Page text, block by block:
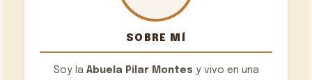
SOBRE MÍ
Soy la Abuela Pilar Montes y vivo en una